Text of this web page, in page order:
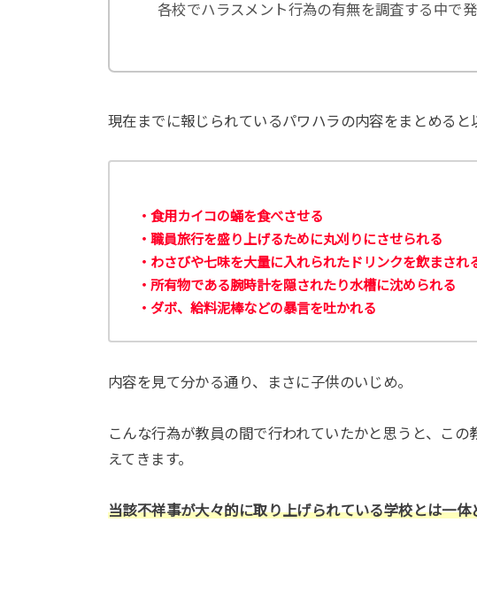
各校でハラスメント行為の有無を調査する中で発
現在までに報じられているパワハラの内容をまとめると
・食用カイコの蛹を食べさせる
・職員旅行を盛り上げるために丸刈りにさせられる
・わさびや七味を大量に入れられたドリンクを飲まされ
・所有物である腕時計を隠されたり水槽に沈められる
・ダボ、給料泥棒などの暴言を吐かれる
内容を見て分かる通り、まさに子供のいじめ。
こんな行為が教員の間で行われていたかと思うと、こ
えてきます。
当該不祥事が大々的に取り上げられている学校とは一体